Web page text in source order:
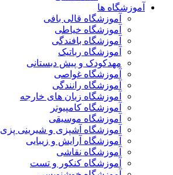
آموزشگاه ها
آموزشگاه قالی بافی
آموزشگاه خیاطی
آموزشگاه بافندگی
آموزشگاه رباتیک
مهدکودک و پیش دبستانی
آموزشگاه غواصی
آموزشگاه رانندگی
آموزشگاه زبان های خارجه
آموزشگاه کامپیوتر
آموزشگاه موسیقی
آموزشگاه آشپزی و شیرینی پزی
آموزشگاه آرایش و زیبایی
آموزشگاه نقاشی
آموزشگاه کنکور و تست